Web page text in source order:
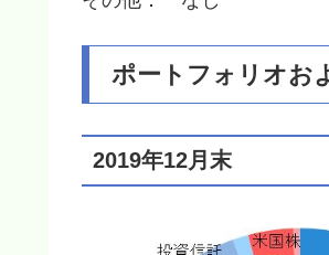
ポートフォリオお
2019年12月末